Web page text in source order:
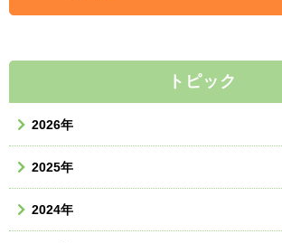
トピック
2026年
2025年
2024年